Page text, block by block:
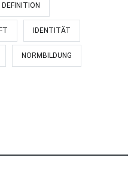
DEFINITION
IDENTITÄT
NORMBILDUNG